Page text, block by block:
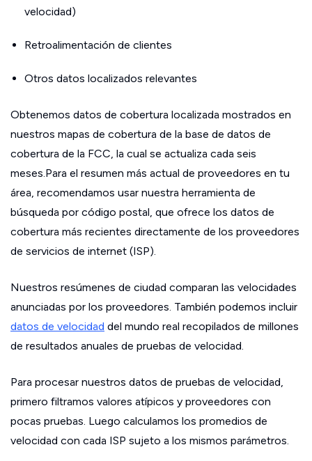
velocidad)
Retroalimentación de clientes
Otros datos localizados relevantes
Obtenemos datos de cobertura localizada mostrados en
nuestros mapas de cobertura de la base de datos de
cobertura de la FCC, la cual se actualiza cada seis
meses.Para el resumen más actual de proveedores en tu
área, recomendamos usar nuestra herramienta de
búsqueda por código postal, que ofrece los datos de
cobertura más recientes directamente de los proveedores
de servicios de internet (ISP).
Nuestros resúmenes de ciudad comparan las velocidades
anunciadas por los proveedores. También podemos incluir
datos de velocidad del mundo real recopilados de millones
de resultados anuales de pruebas de velocidad.
Para procesar nuestros datos de pruebas de velocidad,
primero filtramos valores atípicos y proveedores con
pocas pruebas. Luego calculamos los promedios de
velocidad con cada ISP sujeto a los mismos parámetros.